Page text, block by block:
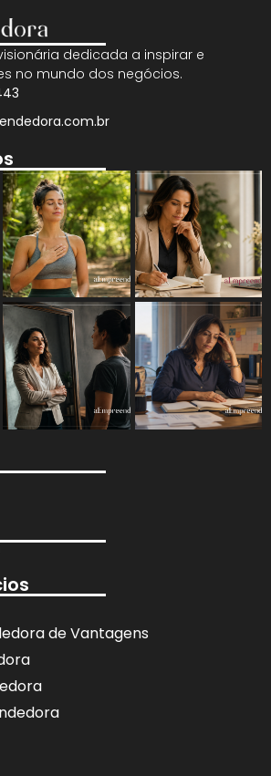
dedicada a inspirar e
no mundo dos negócios.
de Vantagens